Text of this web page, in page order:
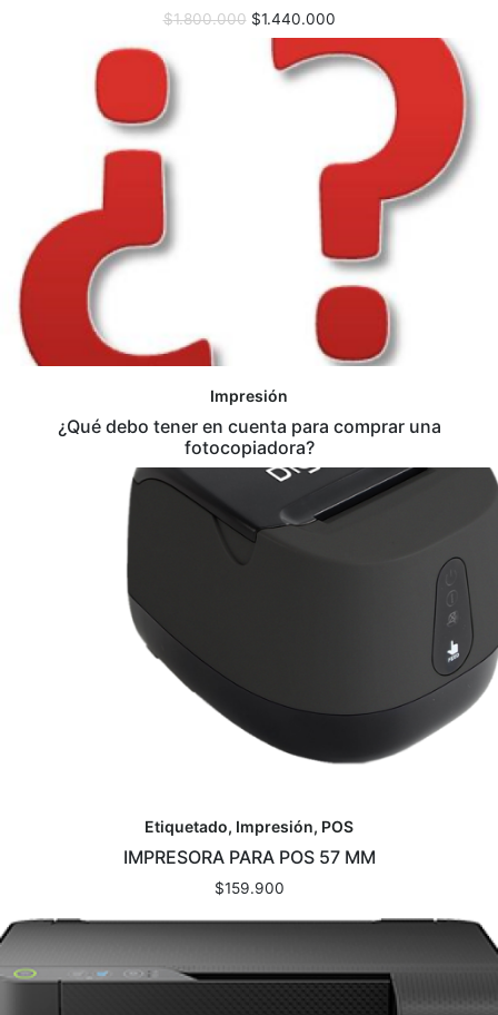
$1.800.000 $1.440.000
Impresión
¿Qué debo tener en cuenta para comprar una
fotocopiadora?
Etiquetado, Impresión, POS
IMPRESORA PARA POS 57 MM
$159.900